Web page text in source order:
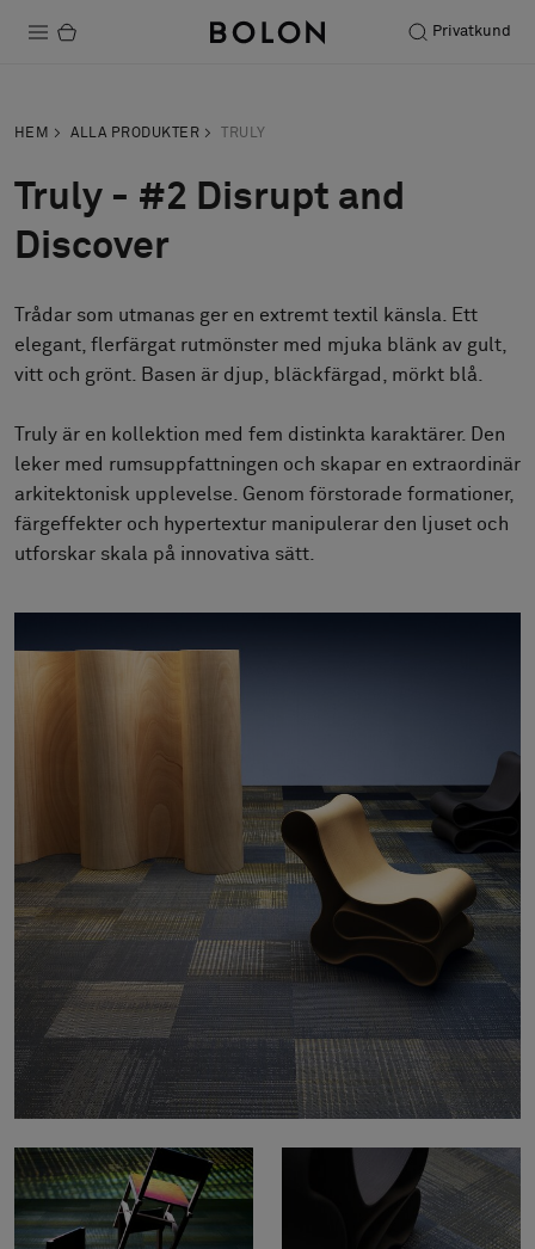
Privatkund
Hållbarhet
Underhåll
Designsamarbeten
Stories
FAQ
Om oss
HEM ALLA PRODUKTER TRULY
Truly - #2 Disrupt and
Discover
Trådar som utmanas ger en extremt textil känsla. Ett
elegant, flerfärgat rutmönster med mjuka blänk av gult,
vitt och grönt. Basen är djup, bläckfärgad, mörkt blå.
Truly är en kollektion med fem distinkta karaktärer. Den
leker med rumsuppfattningen och skapar en extraordinär
arkitektonisk upplevelse. Genom förstorade formationer,
färgeffekter och hypertextur manipulerar den ljuset och
utforskar skala på innovativa sätt.